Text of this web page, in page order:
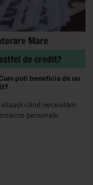
poti beneficia de un
când necesităm
personale,